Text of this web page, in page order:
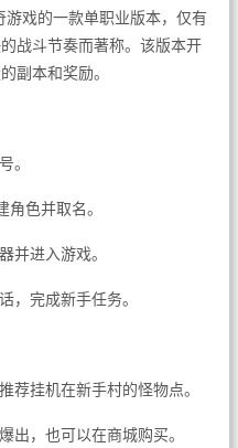
游戏的一款单职业版本，仅有
战斗节奏而著称。该版本开
副本和奖励。
。
角色并取名。
并进入游戏。
，完成新手任务。
荐挂机在新手村的怪物点。
出，也可以在商城购买。